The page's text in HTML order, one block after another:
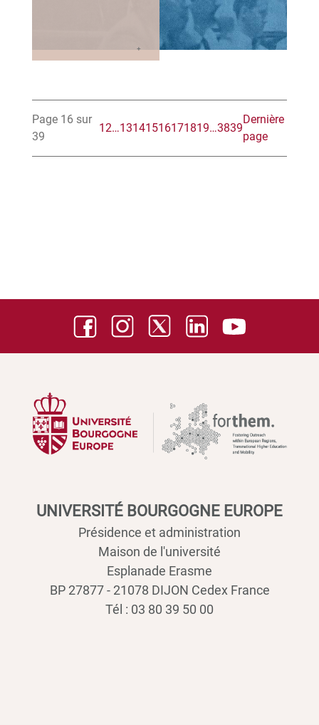
Page 16 sur
39
1 2…13141516171819…3839
Dernière
page
UNIVERSITÉ BOURGOGNE EUROPE
Présidence et administration
Maison de l'université
Esplanade Erasme
BP 27877 - 21078 DIJON Cedex France
Tél : 03 80 39 50 00